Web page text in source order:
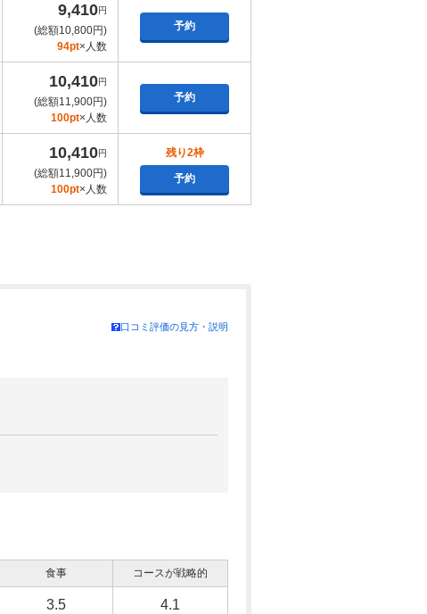
9,410円
(総額10,800円)
94pt×人数
予約
10,410円
(総額11,900円)
100pt×人数
予約
10,410円
(総額11,900円)
100pt×人数
残り2枠
予約
口コミ評価の見方・説明
食事 コースが戦略的
3.5 4.1